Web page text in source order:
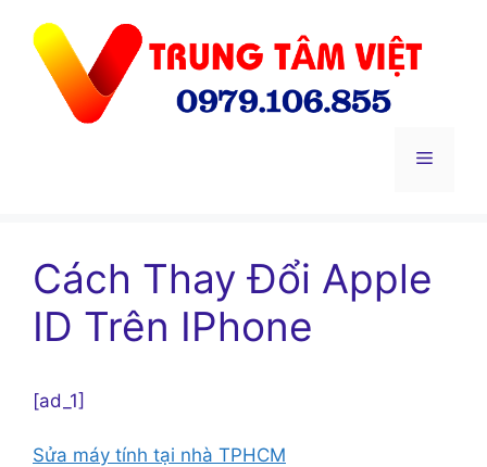
Menu
Cách Thay Đổi Apple
ID Trên IPhone
[ad_1]
Sửa máy tính tại nhà TPHCM